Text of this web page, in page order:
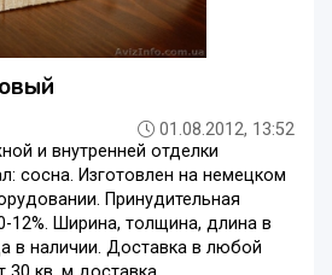
01.08.2012, 13:52
и внутренней отделки
сосна. Изготовлен на немецком
Принудительная
12%. Ширина, толщина, длина в
в наличии. Доставка в любой